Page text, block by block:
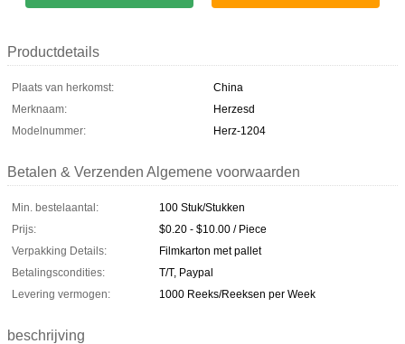
Productdetails
Plaats van herkomst:
China
Merknaam:
Herzesd
Modelnummer:
Herz-1204
Betalen & Verzenden Algemene voorwaarden
Min. bestelaantal:
100 Stuk/Stukken
Prijs:
$0.20 - $10.00 / Piece
Verpakking Details:
Filmkarton met pallet
Betalingscondities:
T/T, Paypal
Levering vermogen:
1000 Reeks/Reeksen per Week
beschrijving